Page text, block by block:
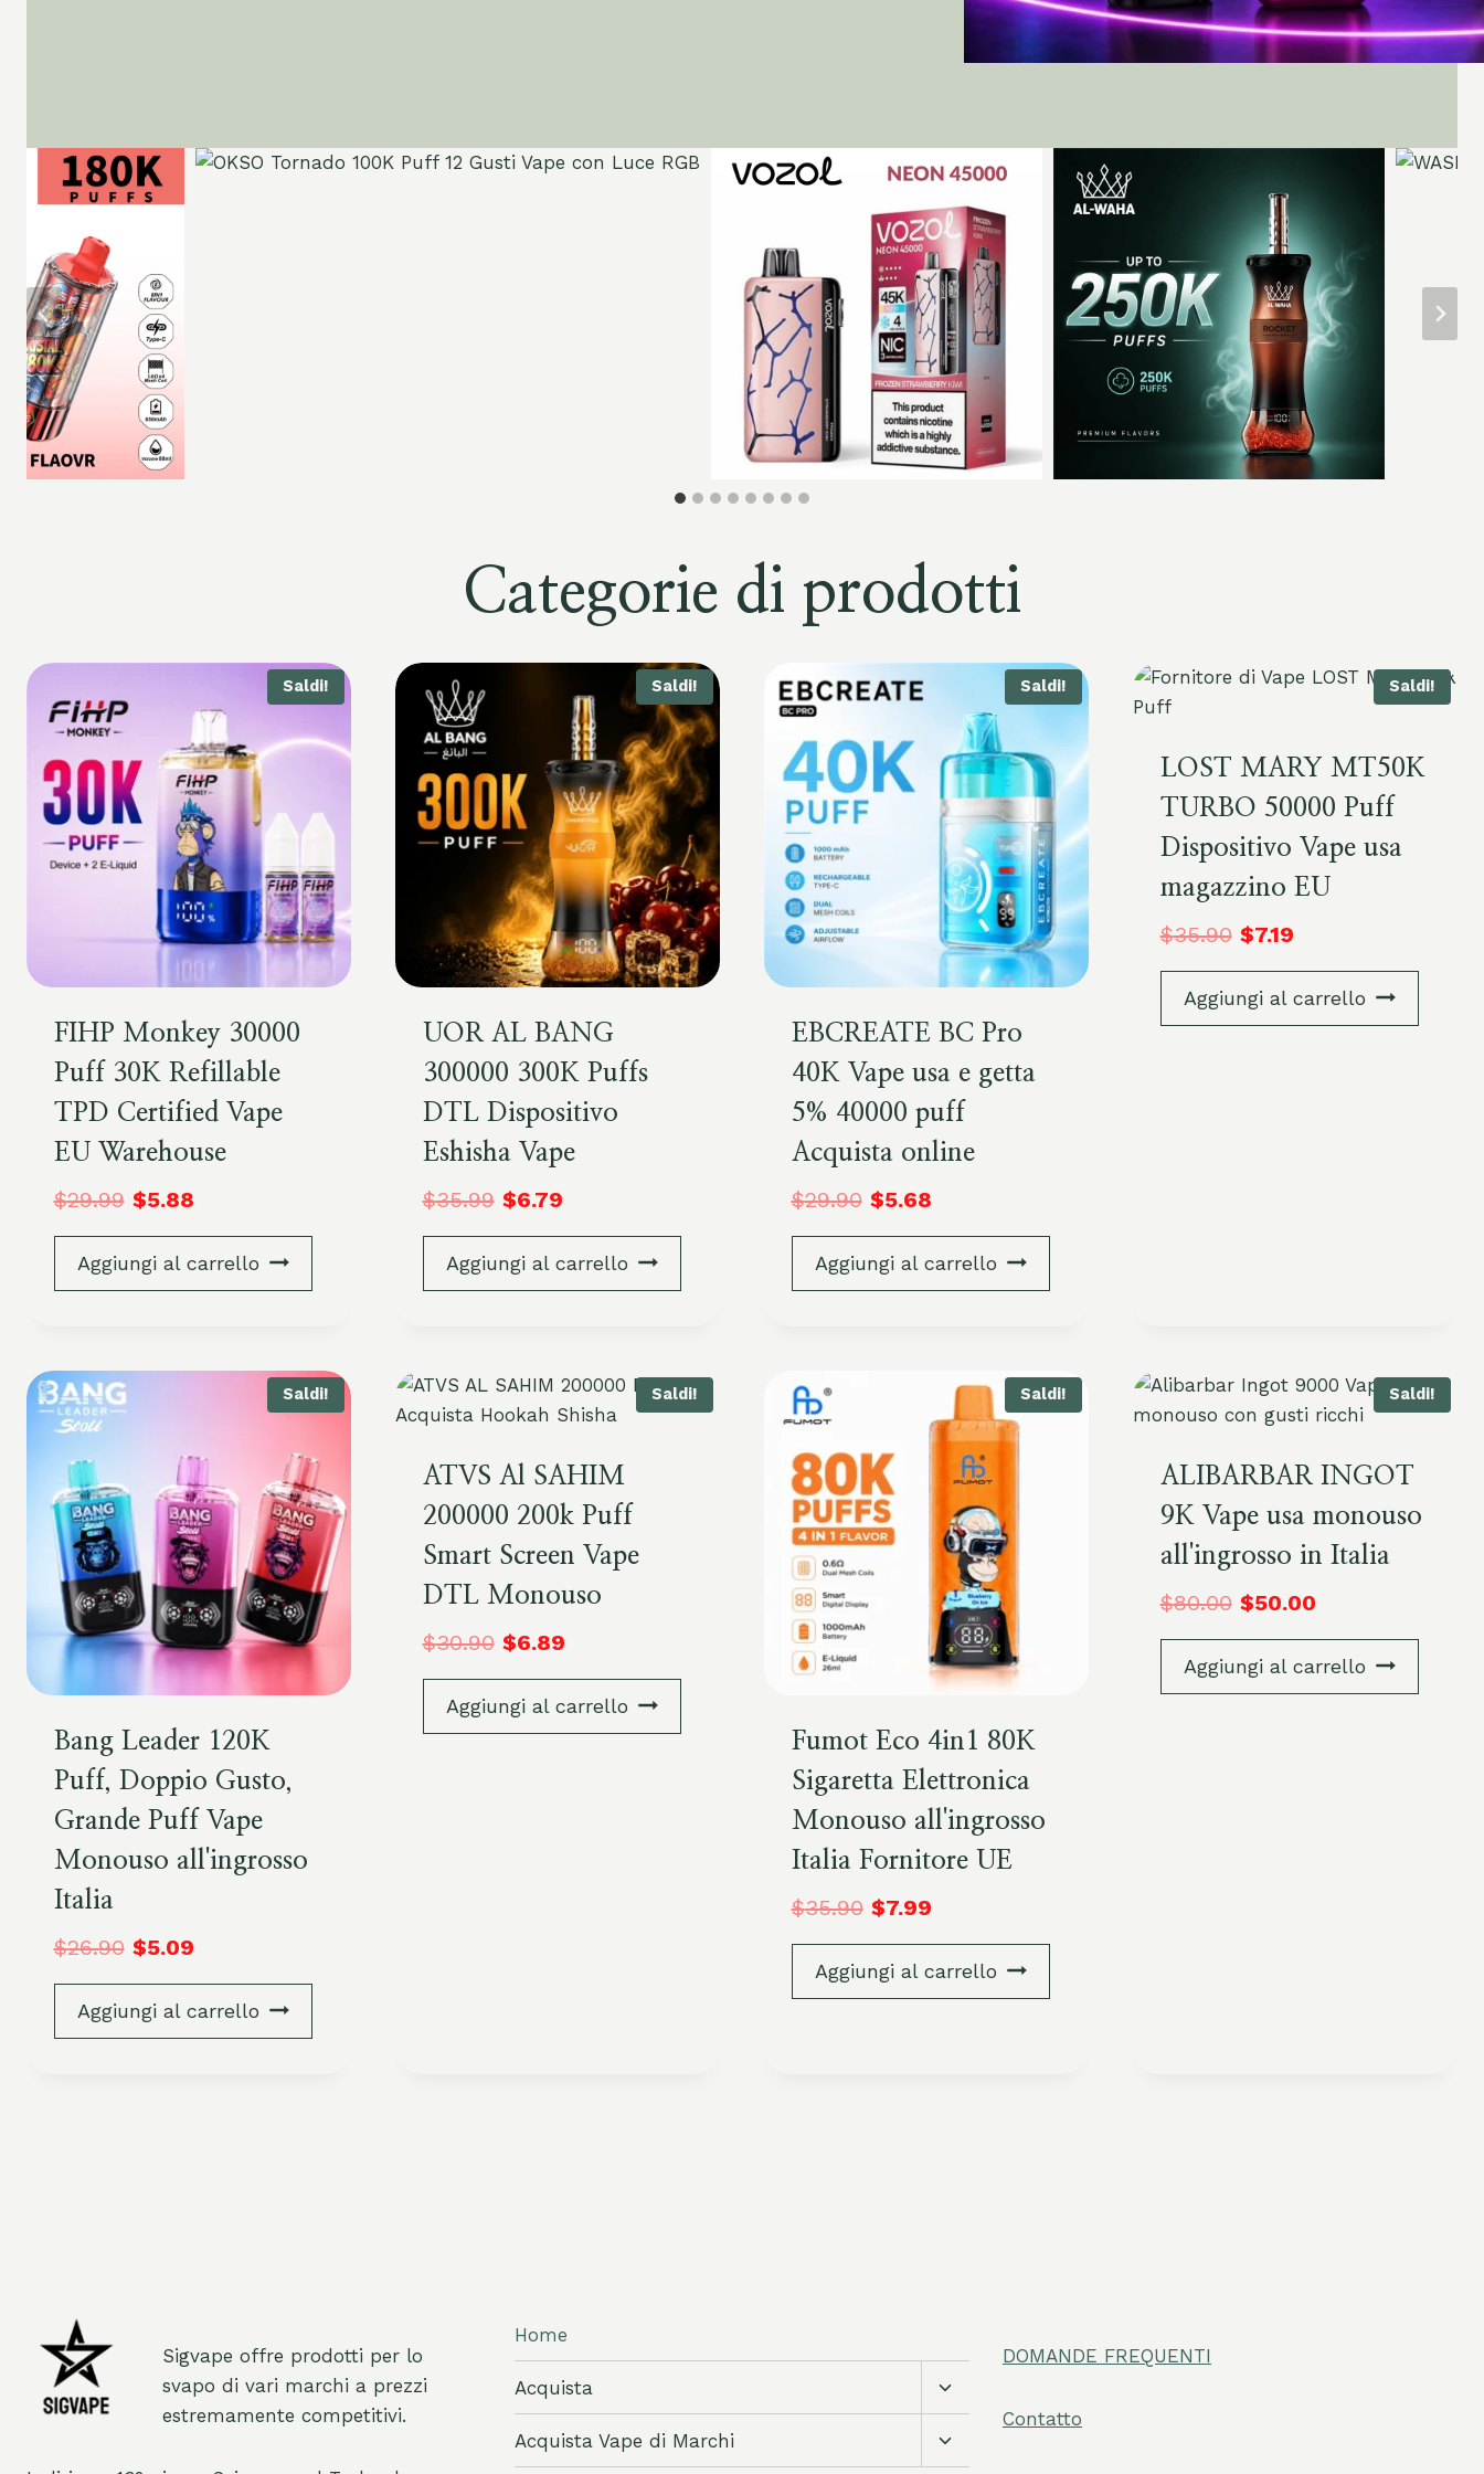
Categorie di prodotti
Saldi!
FIHP Monkey 30000
Puff 30K Refillable
TPD Certified Vape
EU Warehouse
$29.99 $5.88
Aggiungi al carrello
Saldi!
UOR AL BANG
300000 300K Puffs
DTL Dispositivo
Eshisha Vape
$35.99 $6.79
Aggiungi al carrello
Saldi!
EBCREATE BC Pro
40K Vape usa e getta
5% 40000 puff
Acquista online
$29.90 $5.68
Aggiungi al carrello
Saldi!
LOST MARY MT50K
TURBO 50000 Puff
Dispositivo Vape usa
magazzino EU
$35.90 $7.19
Aggiungi al carrello
Saldi!
Bang Leader 120K
Puff, Doppio Gusto,
Grande Puff Vape
Monouso all'ingrosso
Italia
$26.90 $5.09
Aggiungi al carrello
Saldi!
ATVS Al SAHIM
200000 200k Puff
Smart Screen Vape
DTL Monouso
$30.90 $6.89
Aggiungi al carrello
Saldi!
Fumot Eco 4in1 80K
Sigaretta Elettronica
Monouso all'ingrosso
Italia Fornitore UE
$35.90 $7.99
Aggiungi al carrello
Saldi!
ALIBARBAR INGOT
9K Vape usa monouso
all'ingrosso in Italia
$80.00 $50.00
Aggiungi al carrello
Sigvape offre prodotti per lo
svapo di vari marchi a prezzi
estremamente competitivi.
Home
Acquista
Attiva/disattiva
Acquista Vape di Marchi
Attiva/disattiva
DOMANDE FREQUENTI
Contatto